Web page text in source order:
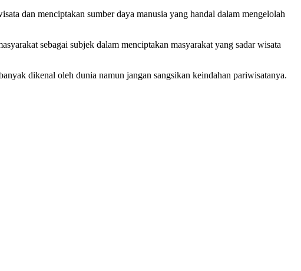
dan menciptakan sumber daya manusia yang handal dalam mengelolah
sebagai subjek dalam menciptakan masyarakat yang sadar wisata
dikenal oleh dunia namun jangan sangsikan keindahan pariwisatanya.